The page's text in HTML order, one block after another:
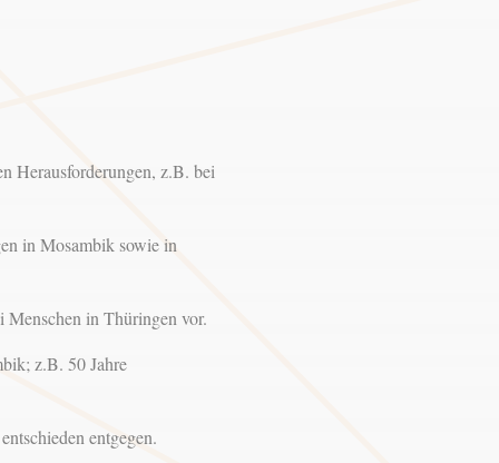
z.B. bei
in Mosambik sowie in
in Thüringen vor.
z.B. 50 Jahre
entgegen.